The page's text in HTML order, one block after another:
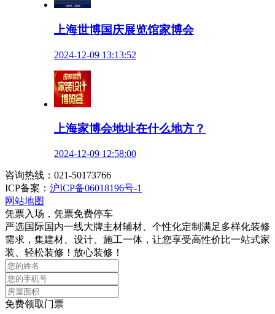
上海世博国庆展览馆家博会
2024-12-09 13:13:52
上海家博会地址在什么地方？
2024-12-09 12:58:00
咨询热线：021-50173766
ICP备案： 沪ICP备06018196号-1
网站地图
凭票入场，凭票免费停车
严选国际国内一线大牌主材辅材、个性化定制满足多样化装修
需求，集建材、设计、施工一体，让您享受高性价比一站式家
装、轻松装修！放心装修！
免费领取门票